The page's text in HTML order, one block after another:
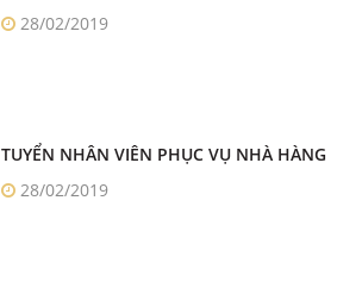
28/02/2019
TUYỂN NHÂN VIÊN PHỤC VỤ NHÀ HÀNG
28/02/2019